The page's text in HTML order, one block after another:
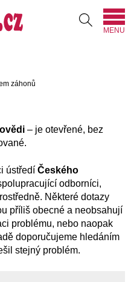
MENU
záhonů
– je otevřené, bez
ústředí Českého
odborníci,
Některé dotazy
příliš obecné a neobsahují
problému, nebo naopak
doporučujeme hledáním
stejný problém.